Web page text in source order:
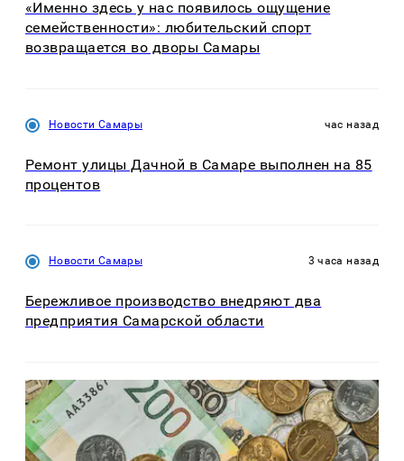
«Именно здесь у нас появилось ощущение
семейственности»: любительский спорт
возвращается во дворы Самары
Новости Самары час назад
Ремонт улицы Дачной в Самаре выполнен на 85
процентов
Новости Самары 3 часа назад
Бережливое производство внедряют два
предприятия Самарской области